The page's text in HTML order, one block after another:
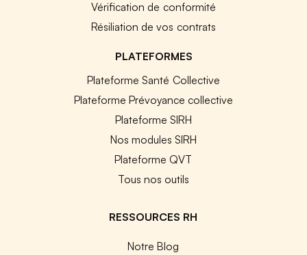
Vérification de conformité
Résiliation de vos contrats
PLATEFORMES
Plateforme Santé Collective
Plateforme Prévoyance collective
Plateforme SIRH
Nos modules SIRH
Plateforme QVT
Tous nos outils
RESSOURCES RH
Notre Blog